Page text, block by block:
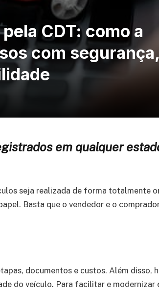
CDT: como a
com segurança,
em qualquer
seja realizada de forma totalmente
Basta que o vendedor e o
documentos e custos. Além disso,
do veículo. Para facilitar e modernizar